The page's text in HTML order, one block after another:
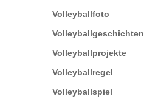
Volleyballfoto
Volleyballgeschichten
Volleyballprojekte
Volleyballregel
Volleyballspiel